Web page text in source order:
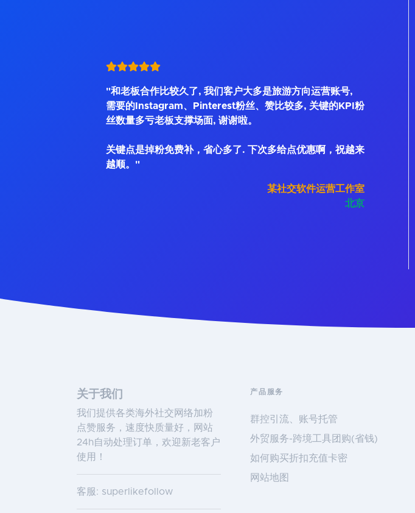
"和老板合作比较久了, 我们客户大多是旅游方向运营账号,
需要的Instagram、Pinterest粉丝、赞比较多, 关键的KPI粉
丝数量多亏老板支撑场面, 谢谢啦。
关键点是掉粉免费补，省心多了. 下次多给点优惠啊，祝越来
越顺。"
某社交软件运营工作室
北京
关于我们
我们提供各类海外社交网络加粉
点赞服务，速度快质量好，网站
24h自动处理订单，欢迎新老客户
使用！
客服: superlikefollow
产品服务
群控引流、账号托管
外贸服务-跨境工具团购(省钱)
如何购买折扣充值卡密
网站地图